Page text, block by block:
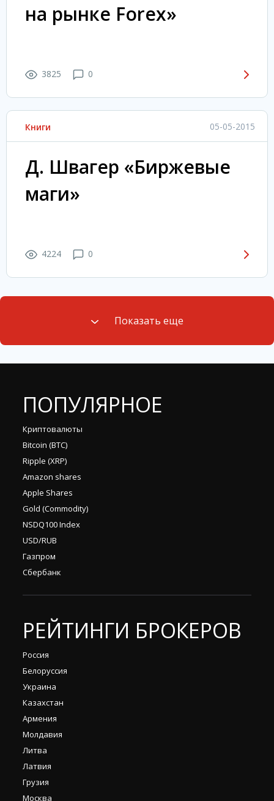
на рынке Forex»
3825 0
Книги 05-05-2015
Д. Швагер «Биржевые
маги»
4224 0
Показать еще
ПОПУЛЯРНОЕ
Криптовалюты
Bitcoin (BTC)
Ripple (XRP)
Amazon shares
Apple Shares
Gold (Commodity)
NSDQ100 Index
USD/RUB
Газпром
Сбербанк
РЕЙТИНГИ БРОКЕРОВ
Россия
Белоруссия
Украина
Казахстан
Армения
Молдавия
Литва
Латвия
Грузия
Москва